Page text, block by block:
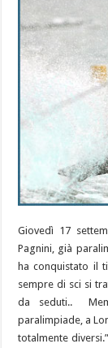
Giovedì 17
Pagnini, già
ha conquistato il
sempre di sci si
da seduti..
paralimpiade, a
totalmente